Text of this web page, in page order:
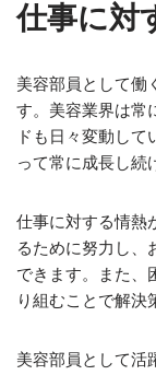
仕事に対
美容部員として働
す。美容業界は常
ドも日々変動し
って常に成長し続
仕事に対する情熱
るために努力し、
できます。また、
り組むことで解決
美容部員として活